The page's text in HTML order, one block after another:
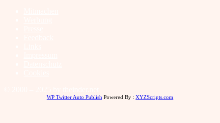
WP Twitter Auto Publish Powered By : XYZScripts.com